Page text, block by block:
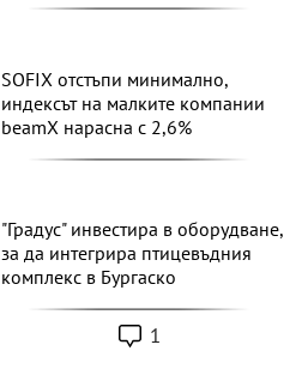
SOFIX отстъпи минимално,
индексът на малките компании
beamX нарасна с 2,6%
"Градус" инвестира в оборудване,
за да интегрира птицевъдния
комплекс в Бургаско
1